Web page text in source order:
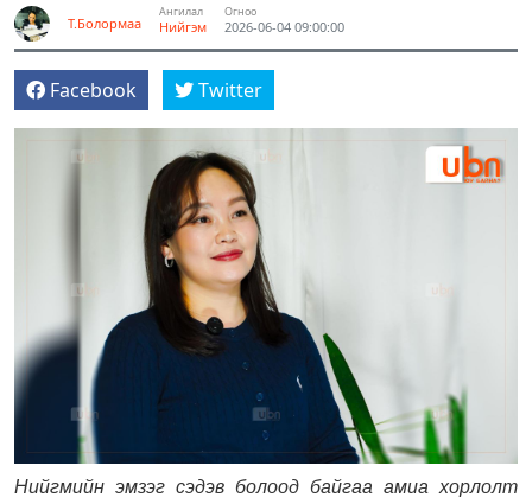
Т.Болормаа
Ангилал
Нийгэм
Огноо
2026-06-04 09:00:00
Facebook Twitter
Нийгмийн эмзэг сэдэв болоод байгаа амиа хорлолт